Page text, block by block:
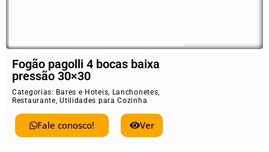
Fogão pagolli 4 bocas baixa
pressão 30×30
Categorias: Bares e Hoteis, Lanchonetes,
Restaurante,Utilidades para Cozinha
Fale conosco! Ver